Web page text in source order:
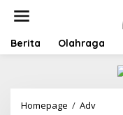
Berita Olahraga
Homepage / Adv